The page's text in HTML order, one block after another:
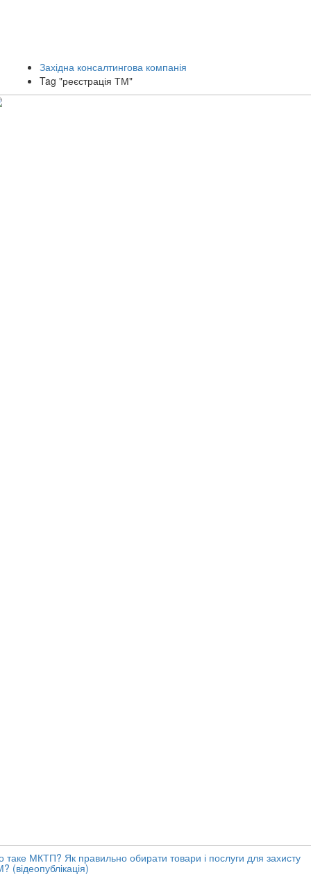
Західна консалтингова компанія
Tag "реєстрація ТМ"
таке МКТП? Як правильно обирати товари і послуги для захисту
(відеопублікація)